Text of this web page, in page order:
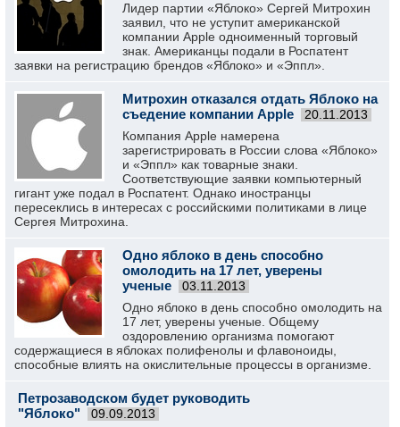
Лидер партии «Яблоко» Сергей Митрохин
заявил, что не уступит американской
компании Apple одноименный торговый
знак. Американцы подали в Роспатент
заявки на регистрацию брендов «Яблоко» и «Эппл».
Митрохин отказался отдать Яблоко на
съедение компании Apple
20.11.2013
Компания Apple намерена
зарегистрировать в России слова «Яблоко»
и «Эппл» как товарные знаки.
Соответствующие заявки компьютерный
гигант уже подал в Роспатент. Однако иностранцы
пересеклись в интересах с российскими политиками в лице
Сергея Митрохина.
Одно яблоко в день способно
омолодить на 17 лет, уверены
ученые
03.11.2013
Одно яблоко в день способно омолодить на
17 лет, уверены ученые. Общему
оздоровлению организма помогают
содержащиеся в яблоках полифенолы и флавоноиды,
способные влиять на окислительные процессы в организме.
Петрозаводском будет руководить
"Яблоко"
09.09.2013